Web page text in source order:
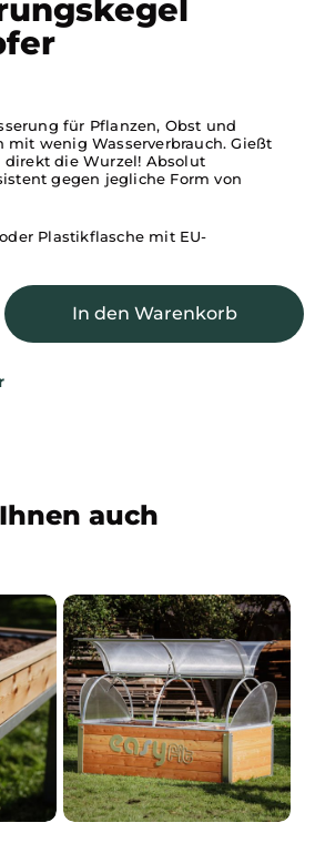
für Pflanzen, Obst und
mit wenig Wasserverbrauch. Gießt
die Wurzel! Absolut
gegen jegliche Form von
Plastikflasche mit EU-
In den Warenkorb
auch